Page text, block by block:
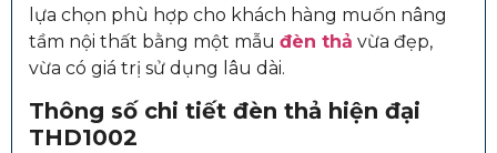
lựa chọn phù hợp cho khách hàng muốn nâng
tầm nội thất bằng một mẫu đèn thả vừa đẹp,
vừa có giá trị sử dụng lâu dài.
Thông số chi tiết đèn thả hiện đại
THD1002